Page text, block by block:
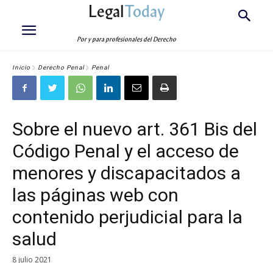
LegalToday
Por y para profesionales del Derecho
Inicio Derecho Penal Penal
Sobre el nuevo art. 361 Bis del
Código Penal y el acceso de
menores y discapacitados a
las páginas web con
contenido perjudicial para la
salud
8 julio 2021